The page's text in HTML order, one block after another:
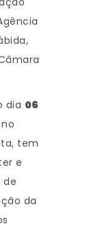
dia 06
tem
e
de
da